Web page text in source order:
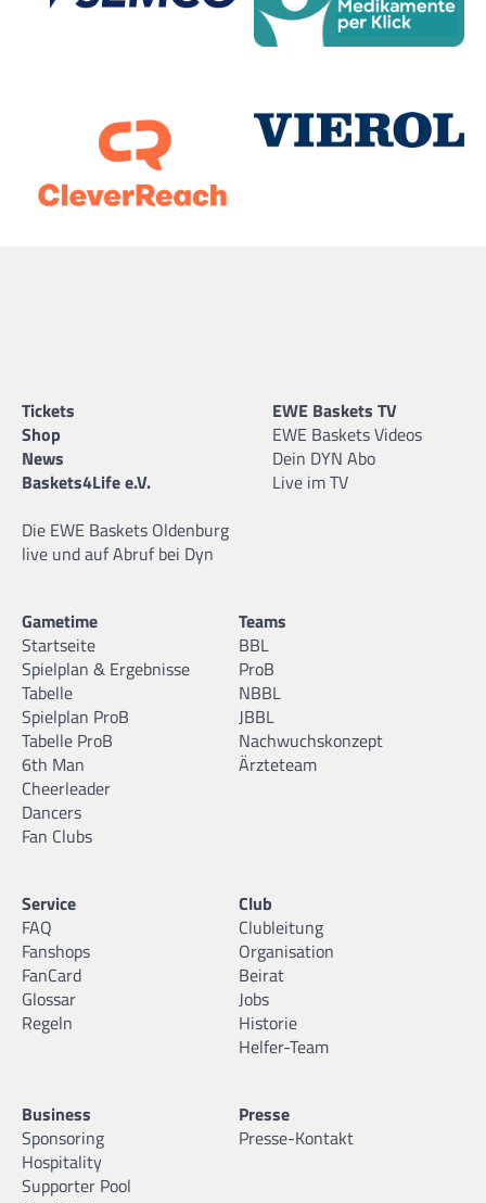
Tickets
Shop
News
Baskets4Life e.V.
Die EWE Baskets Oldenburg
live und auf Abruf bei Dyn
EWE Baskets TV
EWE Baskets Videos
Dein DYN Abo
Live im TV
Gametime
Startseite
Spielplan & Ergebnisse
Tabelle
Spielplan ProB
Tabelle ProB
6th Man
Cheerleader
Dancers
Fan Clubs
Teams
BBL
ProB
NBBL
JBBL
Nachwuchskonzept
Ärzteteam
Service
FAQ
Fanshops
FanCard
Glossar
Regeln
Club
Clubleitung
Organisation
Beirat
Jobs
Historie
Helfer-Team
Business
Sponsoring
Hospitality
Supporter Pool
Presse
Presse-Kontakt